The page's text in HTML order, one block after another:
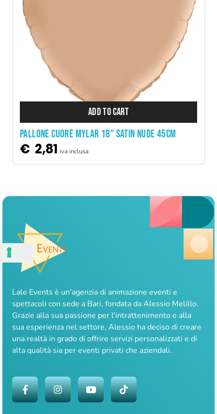
ADD TO CART
PALLONE CUORE MYLAR 18" SATIN NUDE 45CM
€ 2,81 iva inclusa
Lale Events è un'agenzia di animazione eventi e
spettacoli con sede a Bari, fondata da Alessio Melillo.
Grazie alla sua passione per l'intrattenimento e alla
sua esperienza nel settore, Alessio ha deciso di creare
una realtà in grado di offrire servizi personalizzati e di
alta qualità sia per eventi privati che aziendali.